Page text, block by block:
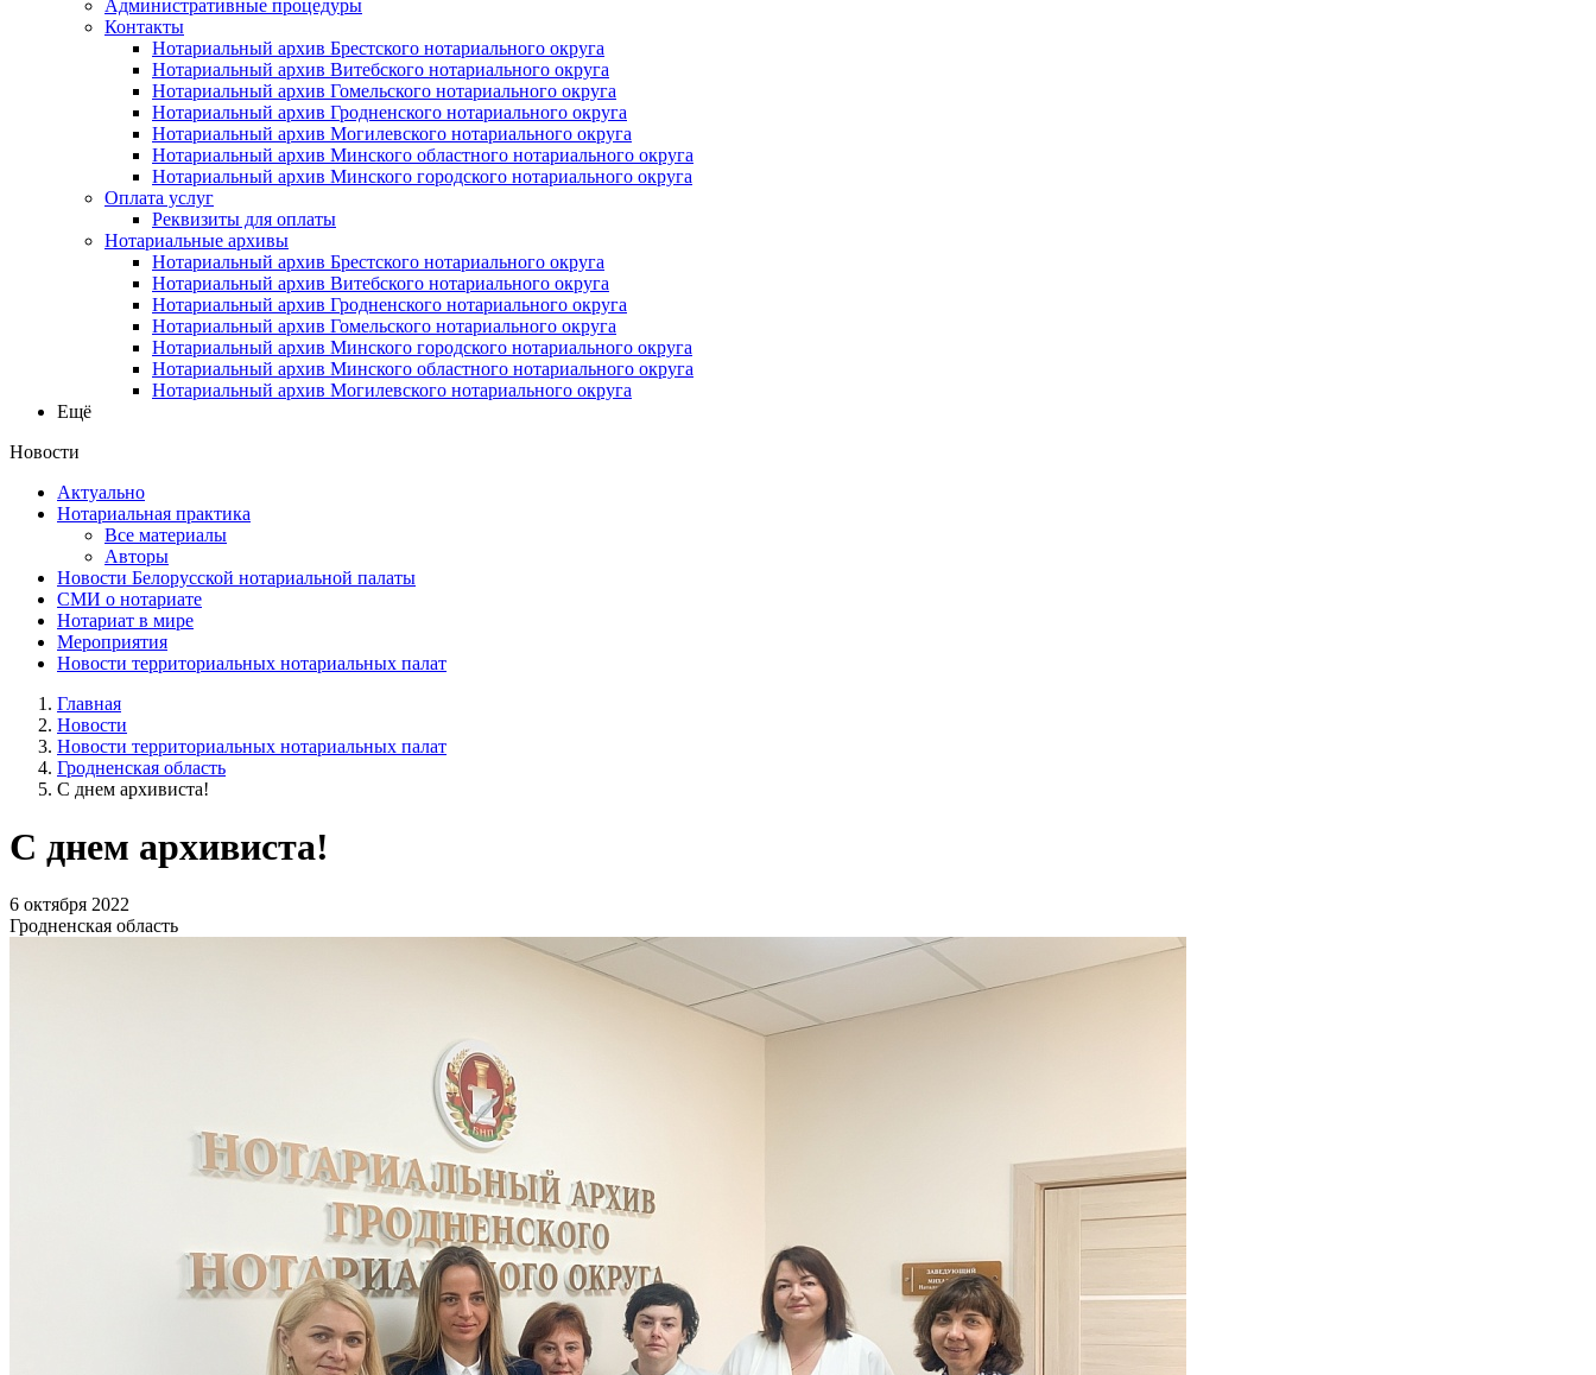
Административные процедуры
Контакты
Нотариальный архив Брестского нотариального округа
Нотариальный архив Витебского нотариального округа
Нотариальный архив Гомельского нотариального округа
Нотариальный архив Гродненского нотариального округа
Нотариальный архив Могилевского нотариального округа
Нотариальный архив Минского областного нотариального округа
Нотариальный архив Минского городского нотариального округа
Оплата услуг
Реквизиты для оплаты
Нотариальные архивы
Нотариальный архив Брестского нотариального округа
Нотариальный архив Витебского нотариального округа
Нотариальный архив Гродненского нотариального округа
Нотариальный архив Гомельского нотариального округа
Нотариальный архив Минского городского нотариального округа
Нотариальный архив Минского областного нотариального округа
Нотариальный архив Могилевского нотариального округа
Ещё
Новости
Актуально
Нотариальная практика
Все материалы
Авторы
Новости Белорусской нотариальной палаты
СМИ о нотариате
Нотариат в мире
Мероприятия
Новости территориальных нотариальных палат
Главная
Новости
Новости территориальных нотариальных палат
Гродненская область
С днем архивиста!
С днем архивиста!
6 октября 2022
Гродненская область